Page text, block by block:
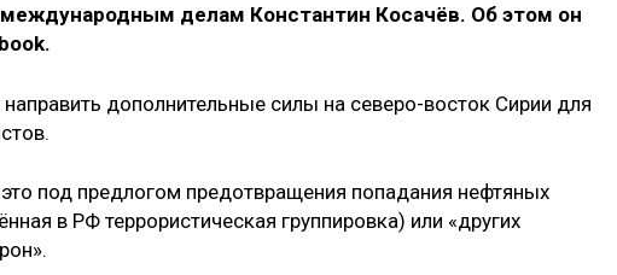
делам Константин Косачёв. Об этом он
дополнительные силы на северо-восток Сирии для
под предлогом предотвращения попадания нефтяных
в РФ террористическая группировка) или «других